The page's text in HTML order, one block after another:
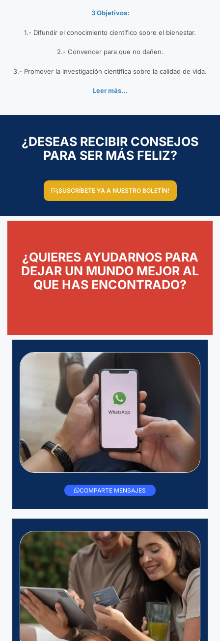
3 Objetivos:
1.- Difundir el conocimiento científico sobre el bienestar.
2.- Convencer para que no dañen.
3.- Promover la investigación científica sobre la calidad de vida.
Leer más…
¿DESEAS RECIBIR CONSEJOS
PARA SER MÁS FELIZ?
¡SUSCRÍBETE YA A NUESTRO BOLETÍN!
¿QUIERES AYUDARNOS PARA
DEJAR UN MUNDO MEJOR AL
QUE HAS ENCONTRADO?
COMPARTE MENSAJES